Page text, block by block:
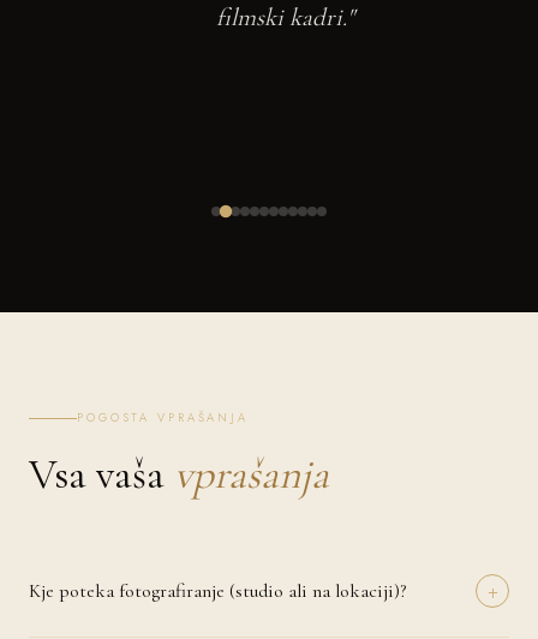
filmski kadri."
POGOSTA VPRAŠANJA
Vsa vaša vprašanja
Kje poteka fotografiranje (studio ali na lokaciji)? +